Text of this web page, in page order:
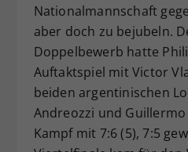
Nationalmannschaft
aber doch zu bejubeln.
Doppelbewerb hatte
Auftaktspiel mit Victor
beiden argentinischen
Andreozzi und
Kampf mit 7:6 (5), 7:5